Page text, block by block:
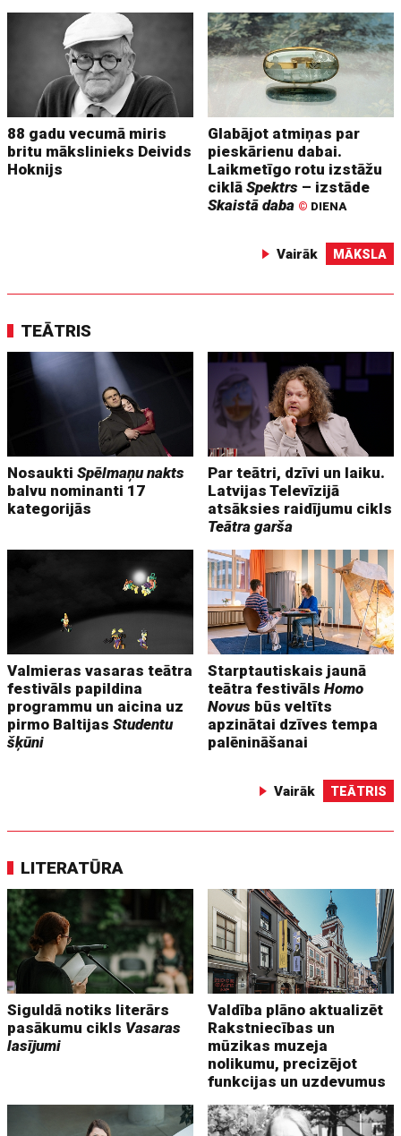
88 gadu vecumā miris
britu mākslinieks Deivids
Hoknijs
Glabājot atmiņas par
pieskārienu dabai.
Laikmetīgo rotu izstāžu
ciklāSpektrs – izstāde
Skaistā daba © DIENA
Vairāk MĀKSLA
TEĀTRIS
NosauktiSpēlmaņu nakts
balvu nominanti 17
kategorijās
Par teātri, dzīvi un laiku.
Latvijas Televīzijā
atsāksies raidījumu cikls
Teātra garša
Valmieras vasaras teātra
festivāls papildina
programmu un aicina uz
pirmo BaltijasStudentu
šķūni
Starptautiskais jaunā
teātra festivālsHomo
Novus būs veltīts
apzinātai dzīves tempa
palēnināšanai
Vairāk TEĀTRIS
LITERATŪRA
Siguldā notiks literārs
pasākumu cikls Vasaras
lasījumi
Valdība plāno aktualizēt
Rakstniecības un
mūzikas muzeja
nolikumu, precizējot
funkcijas un uzdevumus